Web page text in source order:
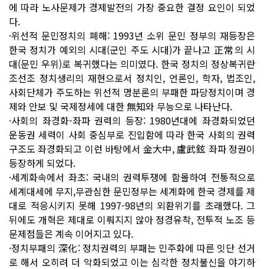
에 따라 노사문제가 경제발전의 가장 중요한 결정 요인이 되었
다.
·위선적 문민정치의 폐해: 1993년 소위 문민 정부의 재등장은
한국 정치가 예외의 시대(군인 주도 시대)가 끝나고 正常의 시
대(문민 우위)로 복귀했다는 의미였다. 한국 정치의 정상복귀란
조선조 정치생리의 재현으로서 정치인, 언론인, 학자, 법조인,
사회단체가 주도하는 위선적 명분론의 부패한 파당정치이며 경
제와 안보 및 국제정세에 대한 無知와 무능으로 나타난다.
·사회의 좌경화-좌파 권력의 등장: 1980년대에 좌경화되었던
운동권 세력이 사회 중심부로 진입함에 따라 한국 사회의 권력
구조도 좌경화되고 이런 바탕에서 金大中, 盧武鉉 좌파 정권이
등장하게 되었다.
·세계화속에서 좌초: 국내의 권력투쟁에 함몰하여 전통적으로
세계대세에 무지,무관심한 문민정부는 세계화에 한국 경제를 제
대로 적응시키지 못해 1997-98년의 외환위기를 초래했다. 그
뒤에도 개혁은 제대로 이뤄지지 않아 정경유착, 전투적 노조 등
문제점들은 계속 이어지고 있다.
·정치부패의 深化: 정치권력의 부패는 민주화에 따른 잇단 선거
로 해서 오히려 더 악화되었고 이는 심각한 정치불신을 야기하